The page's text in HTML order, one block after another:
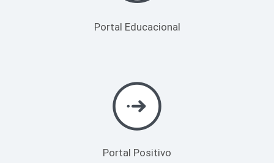
Portal Educacional
Portal Positivo